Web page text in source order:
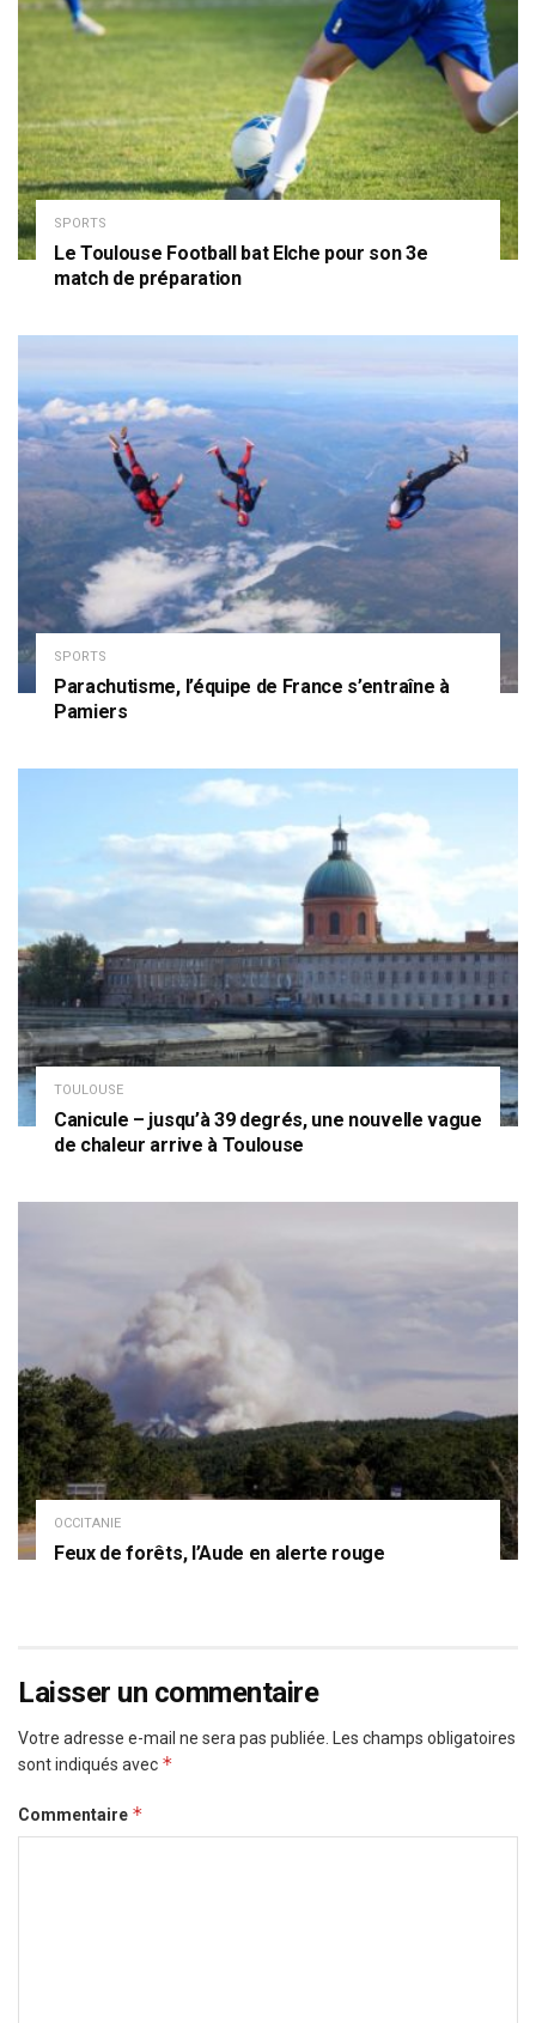
SPORTS
Le Toulouse Football bat Elche pour son 3e
match de préparation
SPORTS
Parachutisme, l’équipe de France s’entraîne à
Pamiers
TOULOUSE
Canicule – jusqu’à 39 degrés, une nouvelle vague
de chaleur arrive à Toulouse
OCCITANIE
Feux de forêts, l’Aude en alerte rouge
Laisser un commentaire
Votre adresse e-mail ne sera pas publiée.
Les champs obligatoires
sont indiqués avec *
Commentaire *